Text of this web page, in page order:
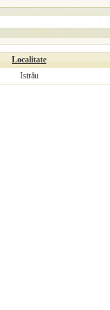
Localitate
Istrău